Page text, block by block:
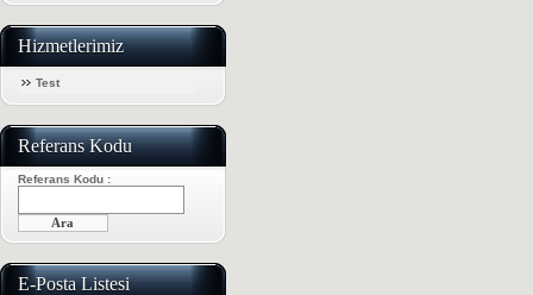
Hizmetlerimiz
Test
Referans Kodu
Referans Kodu :
E-Posta Listesi